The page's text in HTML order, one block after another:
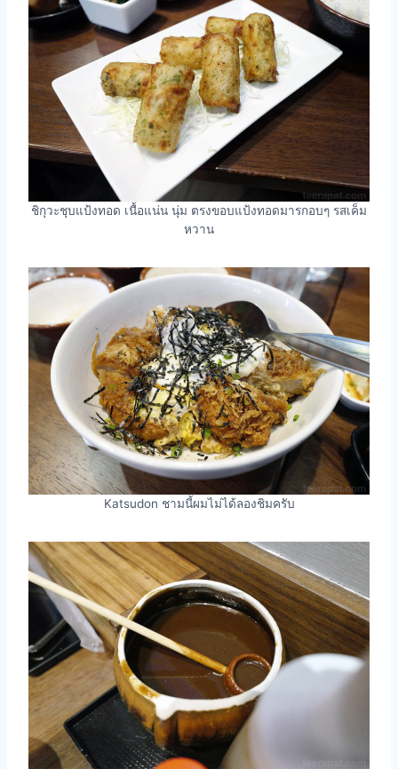
ชิกุวะชุบแป้งทอด เนื้อแน่น นุ่ม ตรงขอบแป้งทอดมารกอบๆ รสเค็ม
หวาน
Katsudon ชามนี้ผมไม่ได้ลองชิมครับ